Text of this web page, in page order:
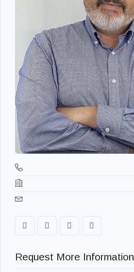
Request More Information